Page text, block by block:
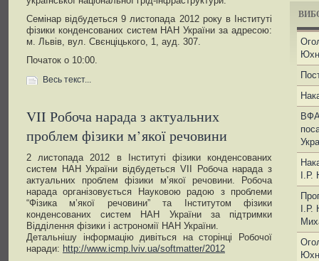
Семінар відбудеться 9 листопада 2012 року в Інституті
фізики конденсованих систем НАН України за адресою:
м. Львів, вул. Свєнціцького, 1, ауд. 307.
Початок о 10:00.
Весь текст...
VII Робоча нарада з актуальних
проблем фізики м’якої речовини
2 листопада 2012 в Інституті фізики конденсованих
систем НАН України відбудеться VII Робоча нарада з
актуальних проблем фізики м’якої речовини. Робоча
нарада організовується Науковою радою з проблеми
“Фізика м’якої речовини” та Інститутом фізики
конденсованих систем НАН України за підтримки
Відділення фізики і астрономії НАН України.
Детальнішу інформацію дивіться на сторінці Робочої
наради: http://www.icmp.lviv.ua/softmatter/2012
ВФА